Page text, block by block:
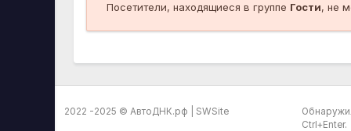
Посетители, находящиеся в группе Гости, не
2022 -2025 © АвтоДНК.рф SWSite
Ctrl+Enter.